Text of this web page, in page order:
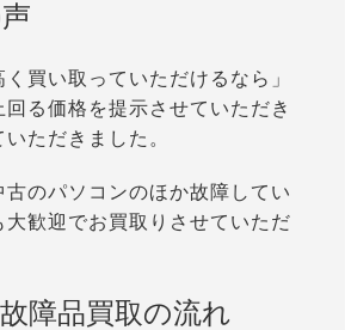
く買い取っていただけるなら」
回る価格を提示させていただき
ただきました。
古のパソコンのほか故障してい
大歓迎でお買取りさせていただ
障品買取の流れ